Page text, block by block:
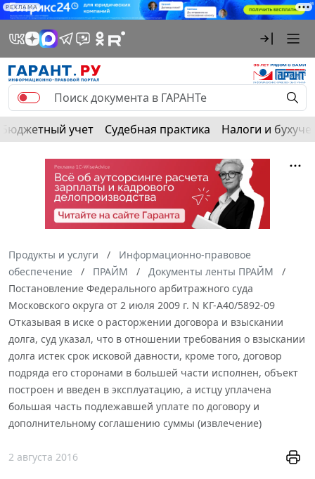
РЕКЛАМА
Бюджетный учет Судебная практика Налоги и
Продукты и услуги
Информационно-правовое
обеспечение
ПРАЙМ
Документы ленты ПРАЙМ
Постановление Федерального арбитражного суда
Московского округа от 2 июля 2009 г. N КГ-А40/5892-09
Отказывая в иске о расторжении договора и взыскании
долга, суд указал, что в отношении требования о взыскании
долга истек срок исковой давности, кроме того, договор
подряда его сторонами в большей части исполнен, объект
построен и введен в эксплуатацию, а истцу уплачена
большая часть подлежавшей уплате по договору и
дополнительному соглашению суммы (извлечение)
2 августа 2016